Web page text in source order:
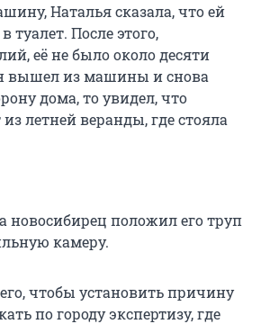
Наталья сказала, что ей
туалет. После этого,
её не было около десяти
вышел из машины и снова
дома, то увидел, что
летней веранды, где стояла
новосибирец положил его труп
камеру.
чтобы установить причину
по городу экспертизу, где